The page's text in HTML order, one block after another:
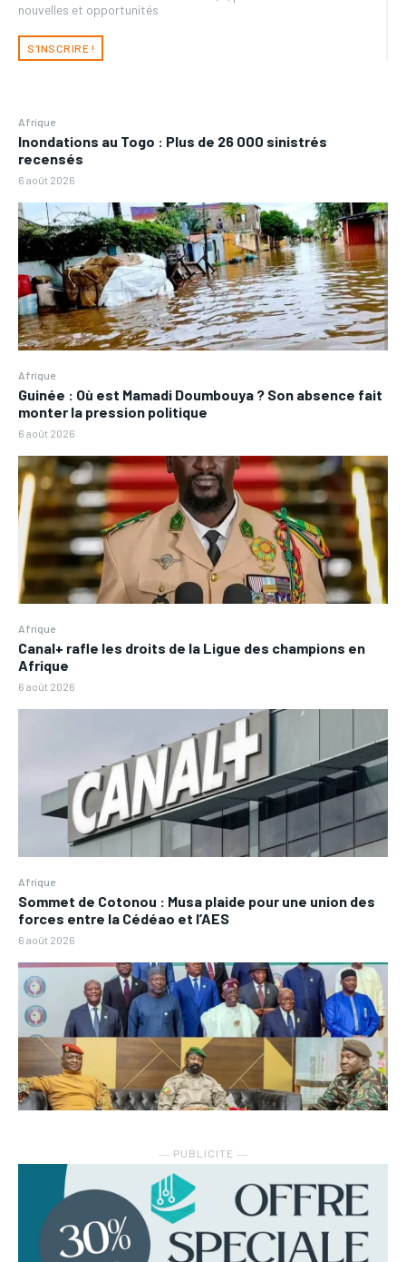
nouvelles et opportunités
S'INSCRIRE !
Afrique
Inondations au Togo : Plus de 26 000 sinistrés
recensés
6 août 2026
Afrique
Guinée : Où est Mamadi Doumbouya ? Son absence fait
monter la pression politique
6 août 2026
Afrique
Canal+ rafle les droits de la Ligue des champions en
Afrique
6 août 2026
Afrique
Sommet de Cotonou : Musa plaide pour une union des
forces entre la Cédéao et l’AES
6 août 2026
― PUBLICITE ―